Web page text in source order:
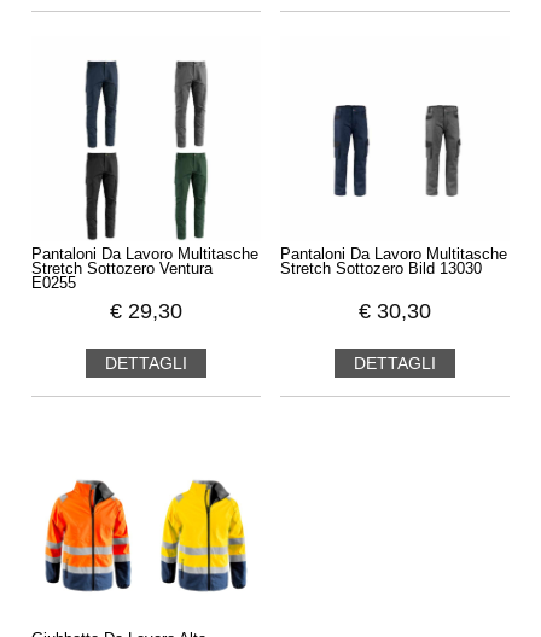
Pantaloni Da Lavoro Multitasche
Stretch Sottozero Ventura
E0255
€ 29,30
DETTAGLI
Pantaloni Da Lavoro Multitasche
Stretch Sottozero Bild 13030
€ 30,30
DETTAGLI